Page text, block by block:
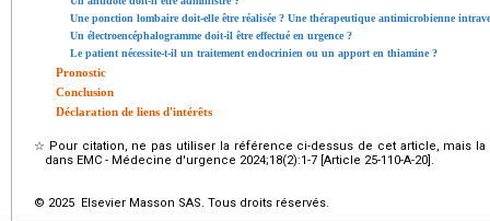
Une ponction lombaire doit-elle être réalisée ? Une thérapeutique antimicrobienne
Un électroencéphalogramme doit-il être effectué en urgence ?
Le patient nécessite-t-il un traitement endocrinien ou un apport en thiamine ?
Pronostic
Conclusion
Déclaration de liens d'intérêts
☆ Pour citation, ne pas utiliser la référence ci-dessus de cet article, mais
dans EMC - Médecine d'urgence 2024;18(2):1-7 [Article 25-110-A-20].
© 2025 Elsevier Masson SAS. Tous droits réservés.